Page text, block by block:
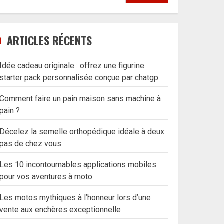
ARTICLES RÉCENTS
Idée cadeau originale : offrez une figurine
starter pack personnalisée conçue par chatgp
Comment faire un pain maison sans machine à
pain ?
Décelez la semelle orthopédique idéale à deux
pas de chez vous
Les 10 incontournables applications mobiles
pour vos aventures à moto
Les motos mythiques à l’honneur lors d’une
vente aux enchères exceptionnelle